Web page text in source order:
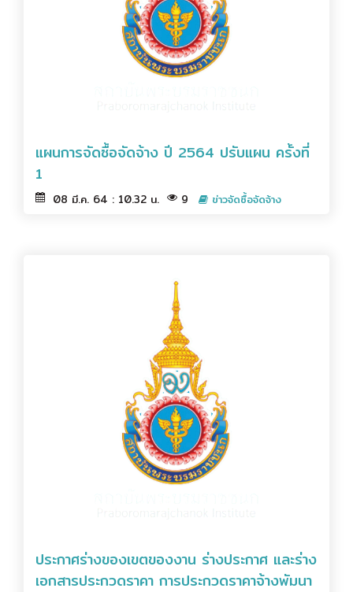
แผนการจัดซื้อจัดจ้าง ปี 2564 ปรับแผน ครั้งที่
1
08 มี.ค. 64 : 10.32 น. 9 ข่าวจัดซื้อจัดจ้าง
ประกาศร่างของเขตของงาน ร่างประกาศ และร่าง
เอกสารประกวดราคา การประกวดราคาจ้างพัมนา